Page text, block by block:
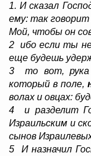
1. И сказал
ему: так говорит
Мой, чтобы он
2 ибо если ты
еще будешь
3 то вот, рука
который в поле,
волах и овцах:
4 и разделит
Израильским и
сынов
5 И назначил